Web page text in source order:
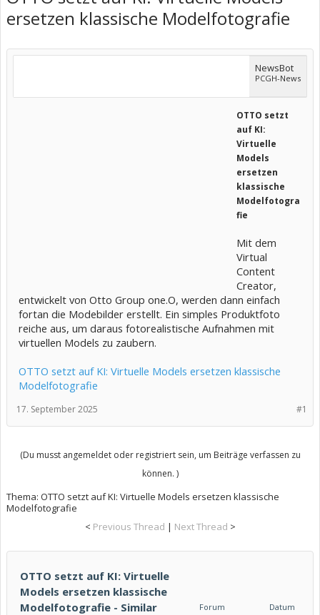
ersetzen klassische Modelfotografie
NewsBot
PCGH-News
OTTO setzt
auf KI:
Virtuelle
Models
ersetzen
klassische
Modelfotogra
fie
Mit dem
Virtual
Content
Creator,
entwickelt von Otto Group one.O, werden dann einfach
fortan die Modebilder erstellt. Ein simples Produktfoto
reiche aus, um daraus fotorealistische Aufnahmen mit
virtuellen Models zu zaubern.
OTTO setzt auf KI: Virtuelle Models ersetzen klassische
Modelfotografie
#1
17. September 2025
(Du musst angemeldet oder registriert sein, um Beiträge verfassen zu
können. )
Thema: OTTO setzt auf KI: Virtuelle Models ersetzen klassische
Modelfotografie
< Previous Thread | Next Thread >
OTTO setzt auf KI: Virtuelle
Models ersetzen klassische
Modelfotografie - Similar
Forum Datum